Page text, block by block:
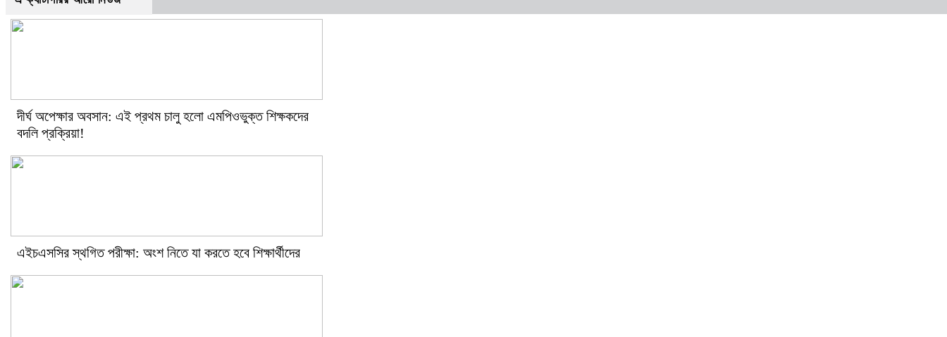
দীর্ঘ অপেক্ষার অবসান: এই প্রথম চালু হলো এমপিওভুক্ত শিক্ষকদের
বদলি প্রক্রিয়া!
এইচএসসির স্থগিত পরীক্ষা: অংশ নিতে যা করতে হবে শিক্ষার্থীদের